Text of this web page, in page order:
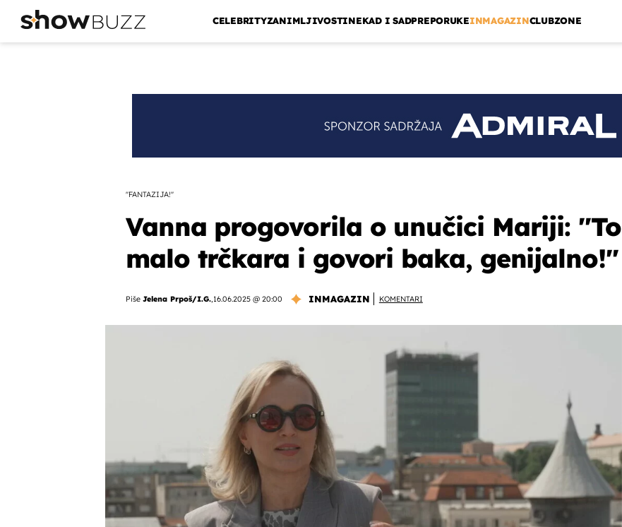
CELEBRITYZANIMLJIVOSTINEKAD I SADPREPORUKEINMAGAZINCLUBZONE
''FANTAZIJA!''
Vanna progovorila o unučici Mariji: ''To
malo trčkara i govori baka, genijalno!''
Piše Jelena Prpoš/I.G.,16.06.2025 @ 20:00 INMAGAZIN KOMENTARI